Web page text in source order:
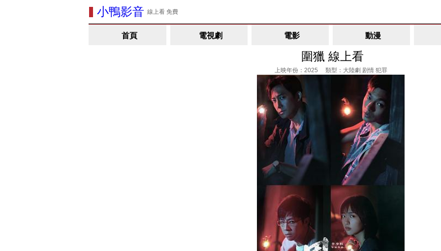
小鴨影音 線上看 免費
首頁 電視劇 電影 動漫
圍獵 線上看
上映年份：2025 類型：大陸劇 剧情 犯罪